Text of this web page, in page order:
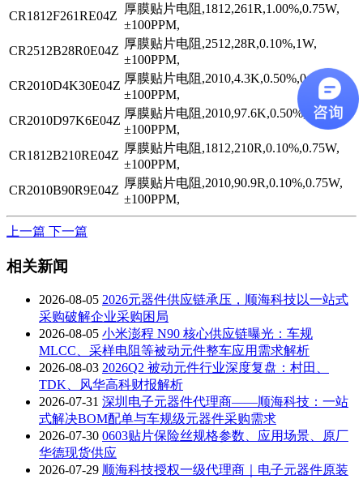
CR1812F261RE04Z
厚膜贴片电阻,1812,261R,1.00%,0.75W,
±100PPM,
CR2512B28R0E04Z
厚膜贴片电阻,2512,28R,0.10%,1W,
±100PPM,
CR2010D4K30E04Z
厚膜贴片电阻,2010,4.3K,0.50%,0.75W,
±100PPM,
CR2010D97K6E04Z
厚膜贴片电阻,2010,97.6K,0.50%,0.75W,
±100PPM,
CR1812B210RE04Z
厚膜贴片电阻,1812,210R,0.10%,0.75W,
±100PPM,
CR2010B90R9E04Z
厚膜贴片电阻,2010,90.9R,0.10%,0.75W,
±100PPM,
上一篇 下一篇
相关新闻
2026-08-05 2026元器件供应链承压，顺海科技以一站式
采购破解企业采购困局
2026-08-05 小米澎程 N90 核心供应链曝光：车规
MLCC、采样电阻等被动元件整车应用需求解析
2026-08-03 2026Q2 被动元件行业深度复盘：村田、
TDK、风华高科财报解析
2026-07-31 深圳电子元器件代理商——顺海科技：一站
式解决BOM配单与车规级元器件采购需求
2026-07-30 0603贴片保险丝规格参数、应用场景、原厂
华德现货供应
2026-07-29 顺海科技授权一级代理商｜电子元器件原装